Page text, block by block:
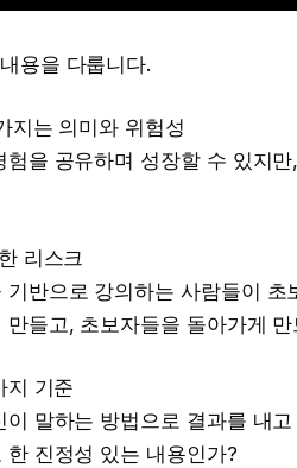
용을 다룹니다.
지는 의미와 위험성
을 공유하며 성장할 수 있지
리스크
반으로 강의하는 사람들이 초
들고, 초보자들을 돌아가게
지 기준
말하는 방법으로 결과를 내고
진정성 있는 내용인가?